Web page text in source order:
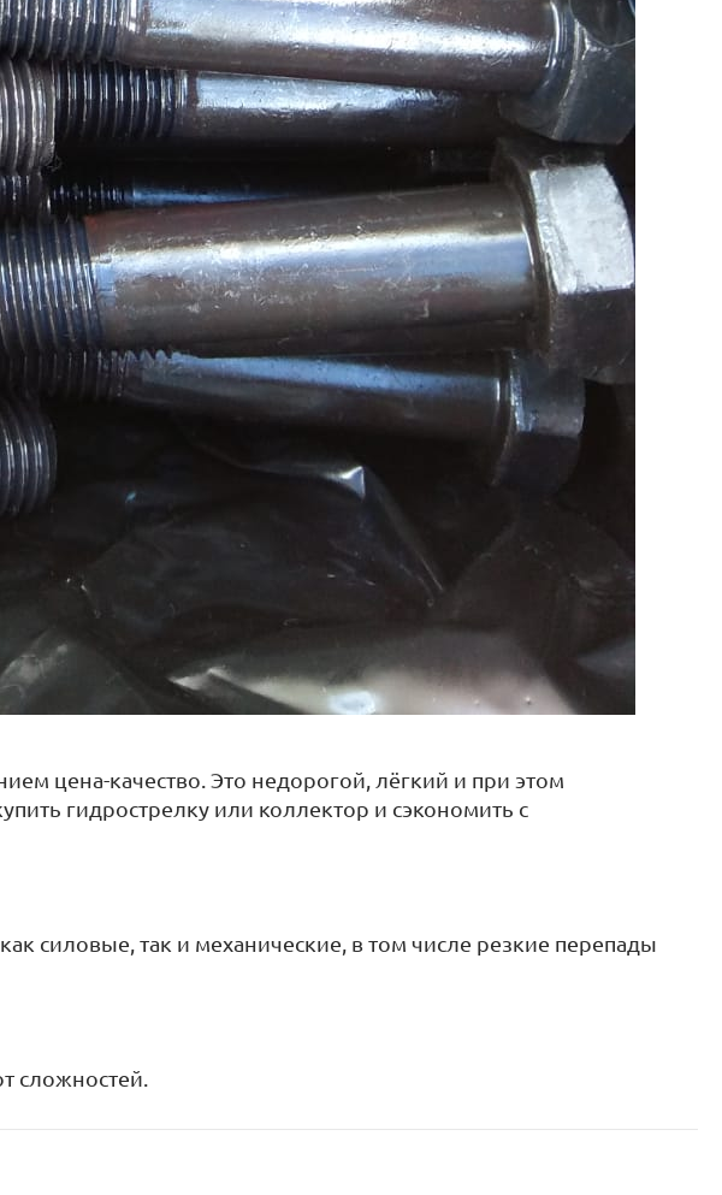
цена-качество. Это недорогой, лёгкий и при этом
гидрострелку или коллектор и сэкономить с
силовые, так и механические, в том числе резкие перепады
сложностей.